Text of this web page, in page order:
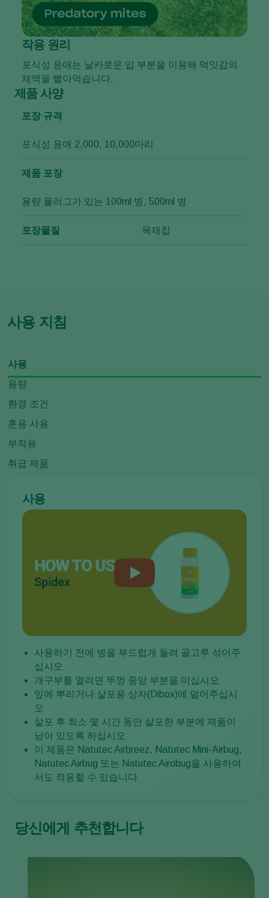
작용 원리
포식성 응애는 날카로운 입 부분을 이용해 먹잇감의
체액을 빨아먹습니다.
제품 사양
포장 규격
포식성 응애 2,000, 10,000마리
제품 포장
용량 플러그가 있는 100ml 병, 500ml 병
포장물질 목재칩
사용 지침
사용
용량
환경 조건
혼용 사용
부작용
취급 제품
사용
사용하기 전에 병을 부드럽게 돌려 골고루 섞어주
십시오
개구부를 열려면 뚜껑 중앙 부분을 미십시오
잎에 뿌리거나 살포용 상자(Dibox)에 덜어주십시
오
살포 후 최소 몇 시간 동안 살포한 부분에 제품이
남아 있도록 하십시오
이 제품은 Natutec Airbreez, Natutec Mini-Airbug,
Natutec Airbug 또는 Natutec Airobug을 사용하여
서도 적용할 수 있습니다
당신에게 추천합니다